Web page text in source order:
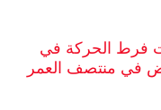
وموسيقى
فرط الحركة في
في منتصف العمر